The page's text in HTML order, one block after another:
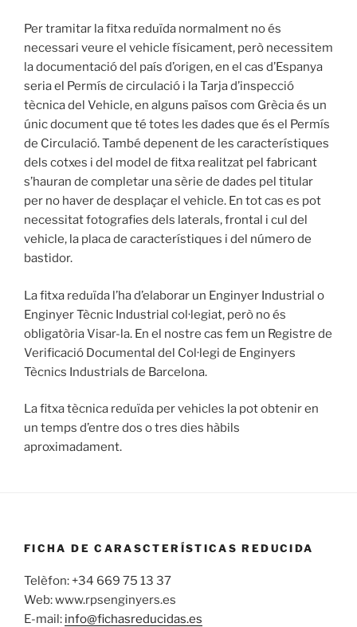
Per tramitar la fitxa reduïda normalment no és
necessari veure el vehicle físicament, però necessitem
la documentació del país d’origen, en el cas d’Espanya
seria el Permís de circulació i la Tarja d’inspecció
tècnica del Vehicle, en alguns països com Grècia és un
únic document que té totes les dades que és el Permís
de Circulació. També depenent de les característiques
dels cotxes i del model de fitxa realitzat pel fabricant
s’hauran de completar una sèrie de dades pel titular
per no haver de desplaçar el vehicle. En tot cas es pot
necessitat fotografies dels laterals, frontal i cul del
vehicle, la placa de característiques i del número de
bastidor.
La fitxa reduïda l’ha d’elaborar un Enginyer Industrial o
Enginyer Tècnic Industrial col·legiat, però no és
obligatòria Visar-la. En el nostre cas fem un Registre de
Verificació Documental del Col·legi de Enginyers
Tècnics Industrials de Barcelona.
La fitxa tècnica reduïda per vehicles la pot obtenir en
un temps d’entre dos o tres dies hàbils
aproximadament.
FICHA DE CARASCTERÍSTICAS REDUCIDA
Telèfon: +34 669 75 13 37
Web: www.rpsenginyers.es
E-mail: info@fichasreducidas.es